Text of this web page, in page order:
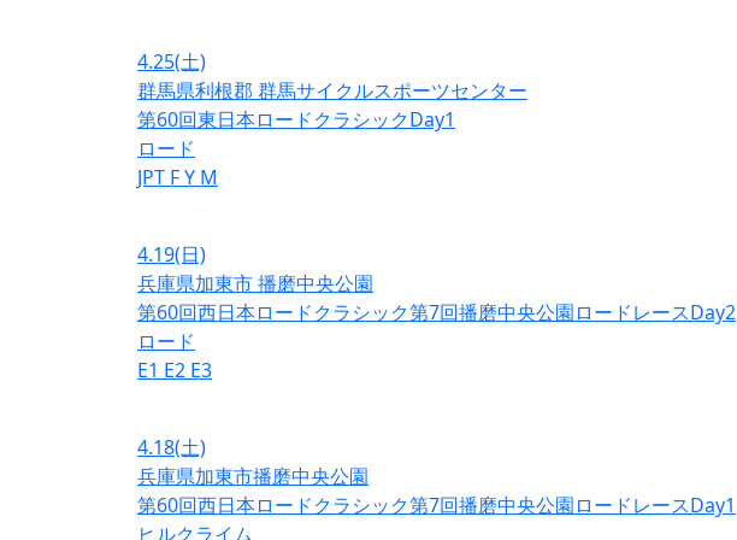
4.25(土)
群馬県利根郡 群馬サイクルスポーツセンター
第60回東日本ロードクラシックDay1
ロード
JPT FY M
4.19(日)
兵庫県加東市 播磨中央公園
第60回西日本ロードクラシック第7回播磨中央公園ロードレースDay2
ロード
E1 E2 E3
4.18(土)
兵庫県加東市播磨中央公園
第60回西日本ロードクラシック第7回播磨中央公園ロードレースDay1
ヒルクライム